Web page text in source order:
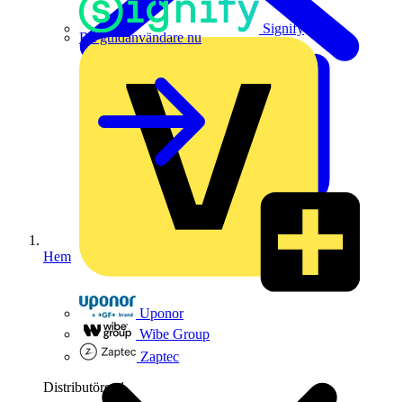
Signify
Uponor
Wibe Group
Zaptec
Distributörer 1
Bli guldanvändare nu
Hem